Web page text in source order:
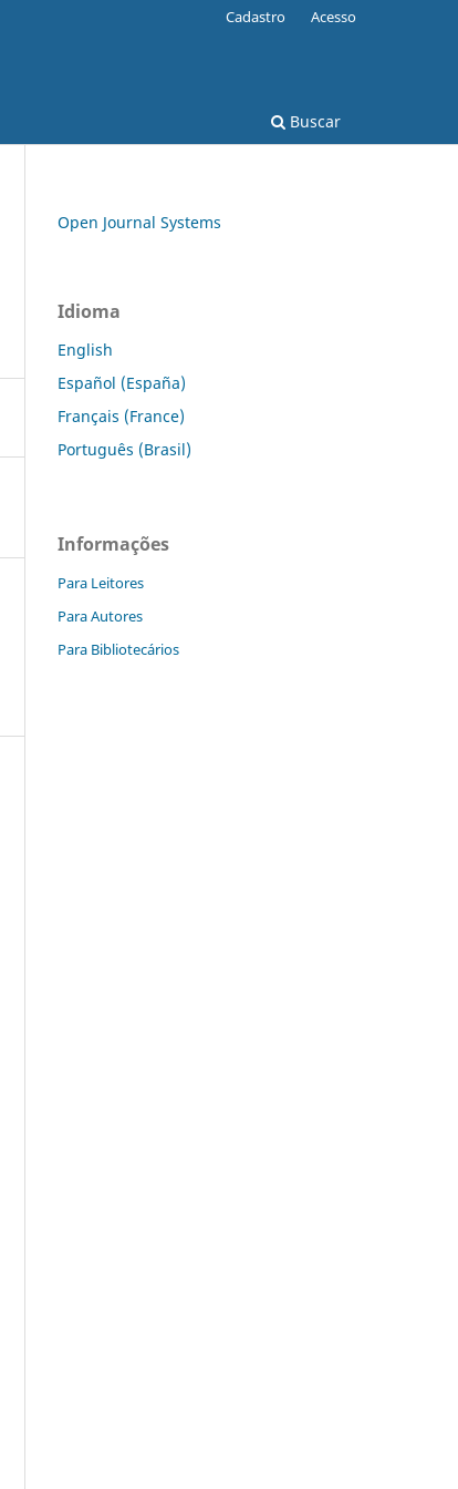
Buscar
Cadastro Acesso
Open Journal Systems
Idioma
English
Español (España)
Français (France)
Português (Brasil)
Informações
Para Leitores
Para Autores
Para Bibliotecários